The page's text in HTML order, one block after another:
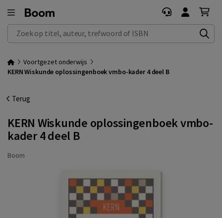
Zoek op titel, auteur, trefwoord of ISBN
Voortgezet onderwijs
KERN Wiskunde oplossingenboek vmbo-kader 4 deel B
Terug
KERN Wiskunde oplossingenboek vmbo-
kader 4 deel B
Boom